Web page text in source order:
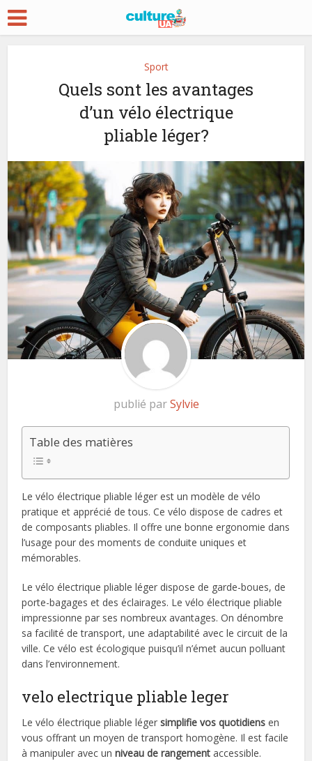
Sport
Quels sont les avantages
d’un vélo électrique
pliable léger?
publié parSylvie
Table des matières
Le vélo électrique pliable léger est un modèle de vélo
pratique et apprécié de tous. Ce vélo dispose de cadres et
de composants pliables. Il offre une bonne ergonomie dans
l’usage pour des moments de conduite uniques et
mémorables.
Le vélo électrique pliable léger dispose de garde-boues, de
porte-bagages et des éclairages. Le vélo électrique pliable
impressionne par ses nombreux avantages. On dénombre
sa facilité de transport, une adaptabilité avec le circuit de la
ville. Ce vélo est écologique puisqu’il n’émet aucun polluant
dans l’environnement.
velo electrique pliable leger
Le vélo électrique pliable légersimplifie vos quotidiens en
vous offrant un moyen de transport homogène. Il est facile
à manipuler avec unniveau de rangement accessible.